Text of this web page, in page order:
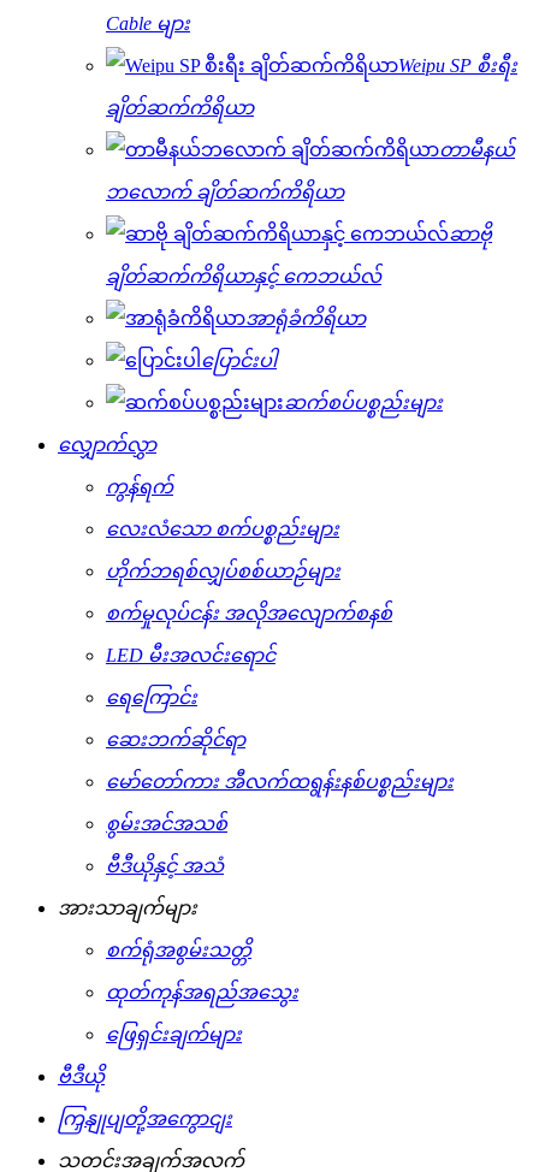
Cable များ
Weipu SP စီးရီး
ချိတ်ဆက်ကိရိယာ
တာမီနယ်
ဘလောက် ချိတ်ဆက်ကိရိယာ
ဆာဗို
ချိတ်ဆက်ကိရိယာနှင့် ကေဘယ်လ်
အာရုံခံကိရိယာ
ပြောင်းပါ
ဆက်စပ်ပစ္စည်းများ
လျှောက်လွှာ
ကွန်ရက်
လေးလံသော စက်ပစ္စည်းများ
ဟိုက်ဘရစ်လျှပ်စစ်ယာဉ်များ
စက်မှုလုပ်ငန်း အလိုအလျောက်စနစ်
LED မီးအလင်းရောင်
ရေကြောင်း
ဆေးဘက်ဆိုင်ရာ
မော်တော်ကား အီလက်ထရွန်းနစ်ပစ္စည်းများ
စွမ်းအင်အသစ်
ဗီဒီယိုနှင့် အသံ
အားသာချက်များ
စက်ရုံအစွမ်းသတ္တိ
ထုတ်ကုန်အရည်အသွေး
ဖြေရှင်းချက်များ
ဗီဒီယို
ကြှနျုပျတို့အကွောငျး
သတင်းအချက်အလက်